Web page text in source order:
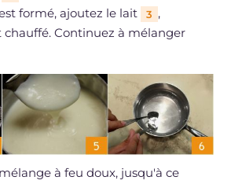
formé, ajoutez le lait
3 ,
Continuez à mélanger
à feu doux, jusqu'à ce